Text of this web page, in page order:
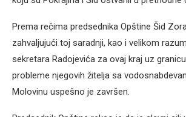
Prema rečima predsednika Opštine Šid
zahvaljujući toj saradnji, kao i velikom
sekretara Radojevića za ovaj kraj uz
probleme njegovih žitelja sa
Molovinu uspešno je završen.